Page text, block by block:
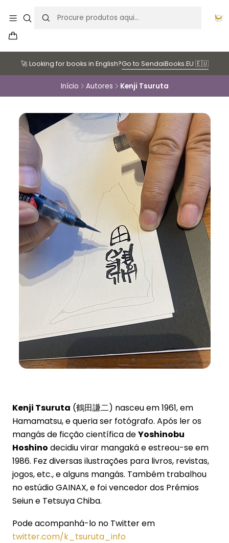
🚀 Looking for books in English?Go to SendaiBooks.EU 🇪🇺
Início Autores Kenji Tsuruta
Kenji Tsuruta (鶴田謙二) nasceu em 1961, em
Hamamatsu, e queria ser fotógrafo. Após ler os
mangás de ficção científica deYoshinobu
Hoshino decidiu virar mangaká e estreou-se em
1986. Fez diversas ilustrações para livros, revistas,
jogos, etc., e alguns mangás. Também trabalhou
no estúdio GAINAX, e foi vencedor dos Prémios
Seiun e Tetsuya Chiba.
Pode acompanhá-lo no Twitter em
twitter.com/k_tsuruta_info